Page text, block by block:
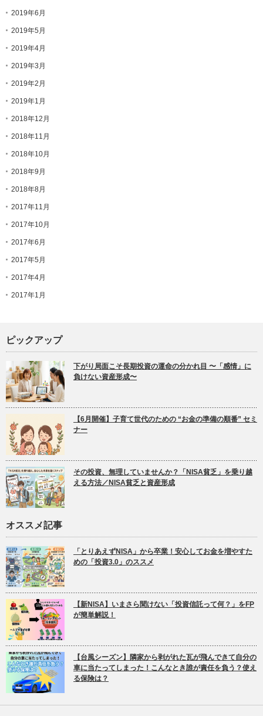
2019年6月
2019年5月
2019年4月
2019年3月
2019年2月
2019年1月
2018年12月
2018年11月
2018年10月
2018年9月
2018年8月
2017年11月
2017年10月
2017年6月
2017年5月
2017年4月
2017年1月
ピックアップ
下がり局面こそ長期投資の運命の分かれ目 〜「感情」に
負けない資産形成〜
【6月開催】子育て世代のための “お金の準備の順番” セミ
ナー
その投資、無理していませんか？「NISA貧乏」を乗り越
える方法／NISA貧乏と資産形成
オススメ記事
「とりあえずNISA」から卒業！安心してお金を増やすた
めの「投資3.0」のススメ
【新NISA】いまさら聞けない「投資信託って何？」をFP
が簡単解説！
【台風シーズン】隣家から剥がれた瓦が飛んできて自分の
車に当たってしまった！こんなとき誰が責任を負う？使え
る保険は？